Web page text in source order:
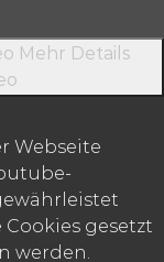
Mehr Details
Webseite
Cookies gesetzt
werden.